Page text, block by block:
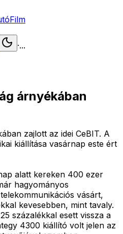
Film
·...
árnyékában
zajlott az idei CeBIT. A
kiállítása vasárnap este ért
alatt kereken 400 ezer
hagyományos
vásárt,
kevesebben, mint tavaly.
százalékkal esett vissza a
4300 kiállító volt jelen az